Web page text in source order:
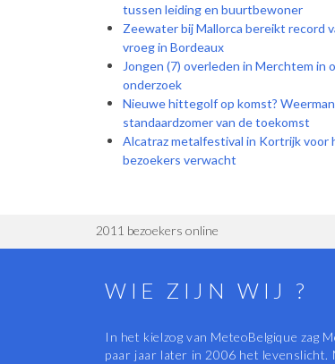
tussen leiding en buurtbewoner
Zeewater bij Mallorca bereikt record
vroeg in Bordeaux
Jongen (7) overleden in Merchtem
onderzoek
Nieuwe hittegolf op komst?
standaardzomer van de toekomst
Alcatraz metalfestival in Kortrijk
bezoekers verwacht
2011 bezoekers online
WIE ZIJN WIJ ?
In het kielzog van MeteoBelgique zag
paar jaar later in 2006 het levenslicht.